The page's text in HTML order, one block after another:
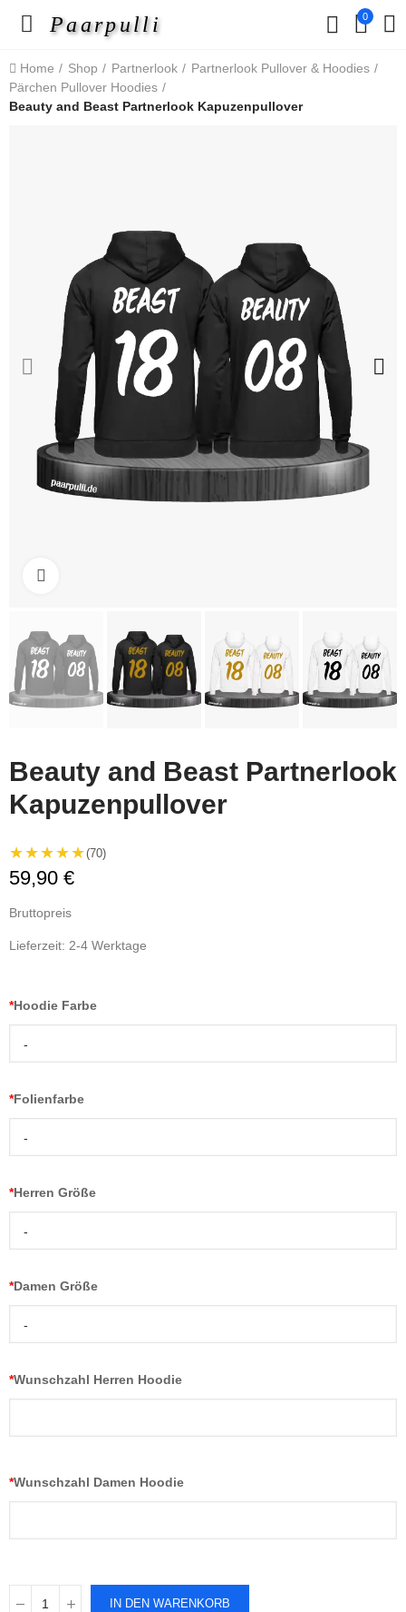
Paarpulli 0
Home Shop Partnerlook
Partnerlook Pullover & Hoodies
Pärchen Pullover Hoodies
Beauty and Beast Partnerlook Kapuzenpullover
Beauty and Beast Partnerlook
Kapuzenpullover
★★★★★(70)
59,90 €
Bruttopreis
Lieferzeit: 2-4 Werktage
*Hoodie Farbe
-
*Folienfarbe
-
*Herren Größe
-
*Damen Größe
-
*Wunschzahl Herren Hoodie
*Wunschzahl Damen Hoodie
IN DEN WARENKORB